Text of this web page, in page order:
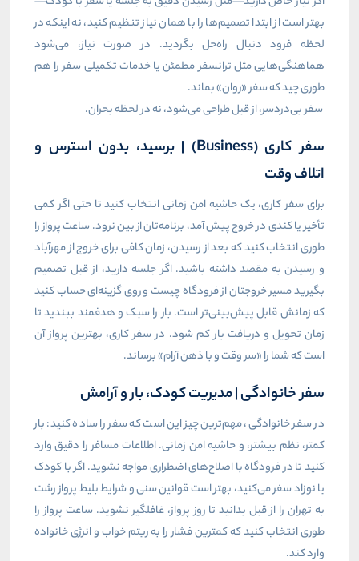
بهتر است از ابتدا تصمیم‌ها را با همان نیاز تنظیم کنید، نه اینکه در
لحظه فرود دنبال راه‌حل بگردید. در صورت نیاز، می‌شود
هماهنگی‌هایی مثل ترانسفر مطمئن یا خدمات تکمیلی سفر را هم
طوری چید که سفر «روان» بماند.
سفر بی‌دردسر، از قبل طراحی می‌شود، نه در لحظه بحران.
سفر کاری (Business) | برسید، بدون استرس و
اتلاف وقت
برای سفر کاری، یک حاشیه امن زمانی انتخاب کنید تا حتی اگر کمی
تأخیر یا کندی در خروج پیش آمد، برنامه‌تان از بین نرود. ساعت پرواز را
طوری انتخاب کنید که بعد از رسیدن، زمان کافی برای خروج از مهرآباد
و رسیدن به مقصد داشته باشید. اگر جلسه دارید، از قبل تصمیم
بگیرید مسیر خروجتان از فرودگاه چیست و روی گزینه‌ای حساب کنید
که زمانش قابل پیش‌بینی‌تر است. بار را سبک و هدفمند ببندید تا
زمان تحویل و دریافت بار کم شود. در سفر کاری، بهترین پرواز آن
است که شما را «سر وقت و با ذهن آرام» برساند.
سفر خانوادگی | مدیریت کودک، بار و آرامش
در سفر خانوادگی، مهم‌ترین چیز این است که سفر را ساده کنید: بار
کمتر، نظم بیشتر، و حاشیه امن زمانی. اطلاعات مسافر را دقیق وارد
کنید تا در فرودگاه با اصلاح‌های اضطراری مواجه نشوید. اگر با کودک
یا نوزاد سفر می‌کنید، بهتر است قوانین سنی و شرایط بلیط پرواز رشت
به تهران را از قبل بدانید تا روز پرواز، غافلگیر نشوید. ساعت پرواز را
طوری انتخاب کنید که کمترین فشار را به ریتم خواب و انرژی خانواده
وارد کند.